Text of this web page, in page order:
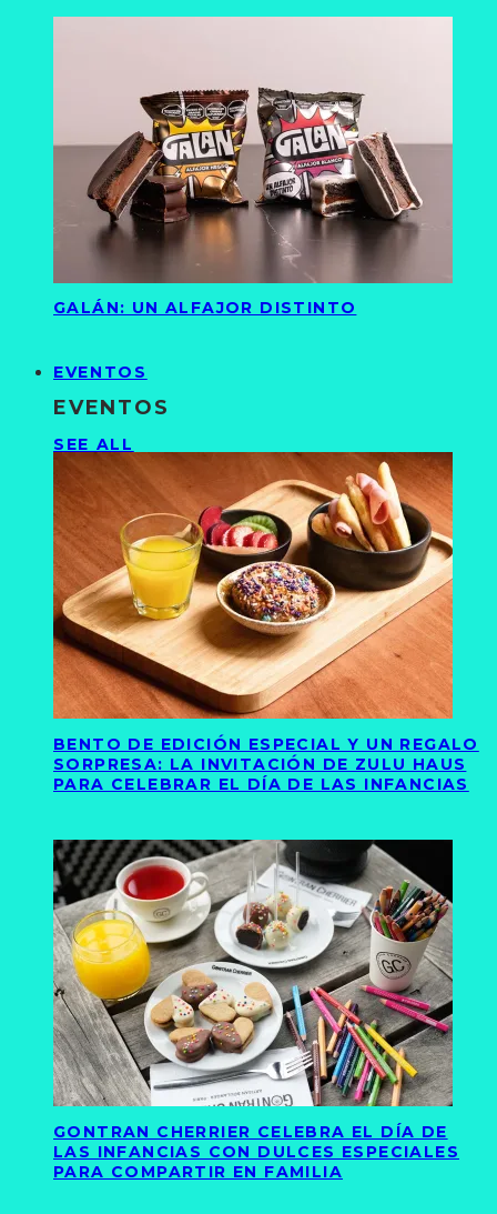
GALÁN: UN ALFAJOR DISTINTO
EVENTOS
EVENTOS
SEE ALL
BENTO DE EDICIÓN ESPECIAL Y UN REGALO
SORPRESA: LA INVITACIÓN DE ZULU HAUS
PARA CELEBRAR EL DÍA DE LAS INFANCIAS
GONTRAN CHERRIER CELEBRA EL DÍA DE
LAS INFANCIAS CON DULCES ESPECIALES
PARA COMPARTIR EN FAMILIA